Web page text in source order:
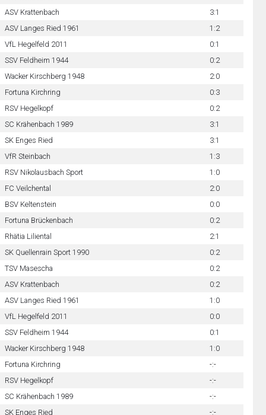
ASV Krattenbach
3:1
ASV Langes Ried 1961
1:2
VfL Hegelfeld 2011
0:1
SSV Feldheim 1944
0:2
Wacker Kirschberg 1948
2:0
Fortuna Kirchring
0:3
RSV Hegelkopf
0:2
SC Krähenbach 1989
3:1
SK Enges Ried
3:1
VfR Steinbach
1:3
RSV Nikolausbach Sport
1:0
FC Veilchental
2:0
BSV Keltenstein
0:0
Fortuna Brückenbach
0:2
Rhätia Liliental
2:1
SK Quellenrain Sport 1990
0:2
TSV Masescha
0:2
ASV Krattenbach
0:2
ASV Langes Ried 1961
1:0
VfL Hegelfeld 2011
0:0
SSV Feldheim 1944
0:1
Wacker Kirschberg 1948
1:0
Fortuna Kirchring
-:-
RSV Hegelkopf
-:-
SC Krähenbach 1989
-:-
SK Enges Ried -:-